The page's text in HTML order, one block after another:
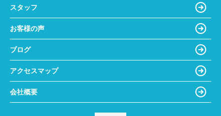
スタッフ
お客様の声
ブログ
アクセスマップ
会社概要